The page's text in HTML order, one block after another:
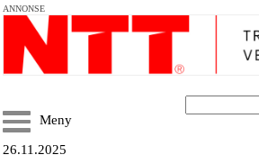
ANNONSE
Meny
26.11.2025